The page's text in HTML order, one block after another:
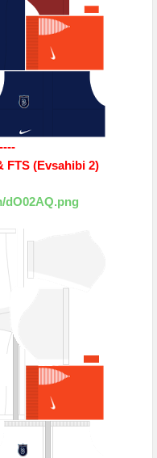
FTS (Evsahibi 2)
dO02AQ.png